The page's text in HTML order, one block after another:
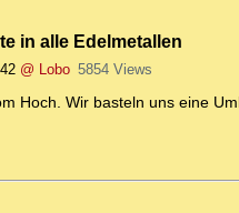
in alle Edelmetallen
@ Lobo 5854 Views
Hoch. Wir basteln uns eine